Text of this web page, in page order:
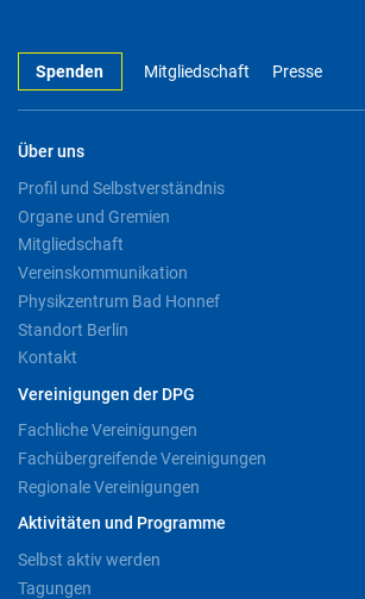
Spenden Mitgliedschaft Presse
Über uns
Profil und Selbstverständnis
Organe und Gremien
Mitgliedschaft
Vereinskommunikation
Physikzentrum Bad Honnef
Standort Berlin
Kontakt
Vereinigungen der DPG
Fachliche Vereinigungen
Fachübergreifende Vereinigungen
Regionale Vereinigungen
Aktivitäten und Programme
Selbst aktiv werden
Tagungen